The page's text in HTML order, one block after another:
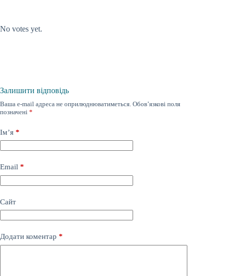
No votes yet.
Залишити відповідь
Ваша e-mail адреса не оприлюднюватиметься. Обов’язкові поля
позначені *
Ім’я *
Email *
Сайт
Додати коментар *